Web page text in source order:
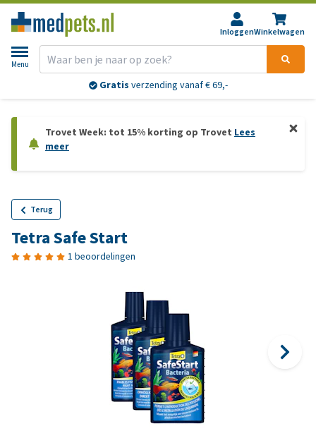
InloggenWinkelwagen
Menu
Gratis verzending vanaf € 69,-
Trovet Week: tot 15% korting op Trovet Lees
meer
Terug
Tetra Safe Start
1 beoordelingen